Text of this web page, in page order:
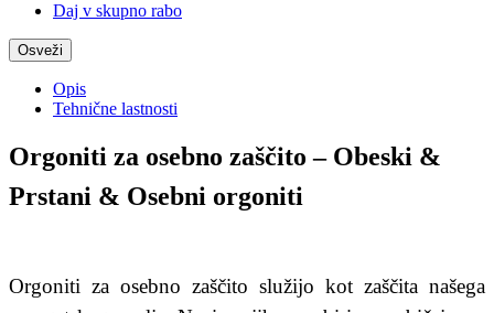
Daj v skupno rabo
Opis
Tehnične lastnosti
Orgoniti za osebno zaščito – Obeski &
Prstani & Osebni orgoniti
Orgoniti za osebno zaščito služijo kot zaščita našega